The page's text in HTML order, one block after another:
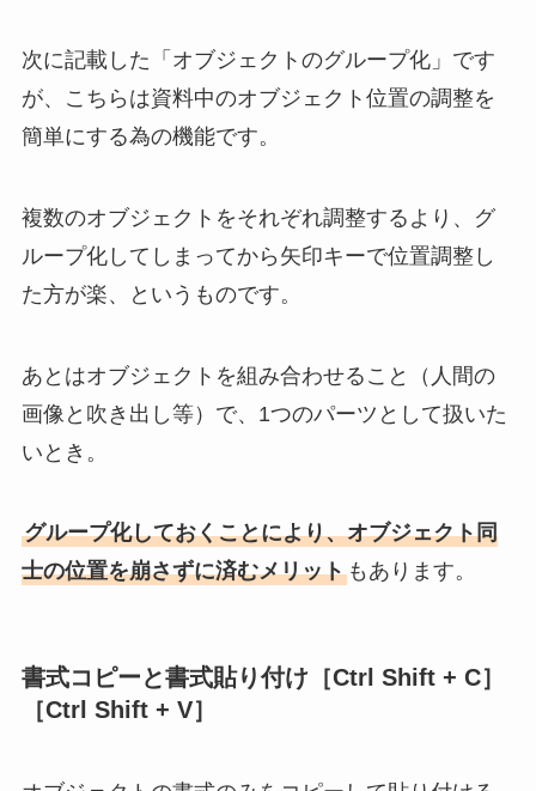
次に記載した「オブジェクトのグループ化」です
が、こちらは資料中のオブジェクト位置の調整を
簡単にする為の機能です。
複数のオブジェクトをそれぞれ調整するより、グ
ループ化してしまってから矢印キーで位置調整し
た方が楽、というものです。
あとはオブジェクトを組み合わせること（人間の
画像と吹き出し等）で、1つのパーツとして扱いた
いとき。
グループ化しておくことにより、オブジェクト同
士の位置を崩さずに済むメリットもあります。
書式コピーと書式貼り付け［Ctrl Shift + C］
［Ctrl Shift + V］